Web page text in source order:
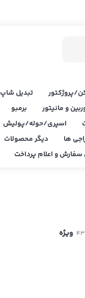
پروژکتور تبدیل شاپ
و مانیتور برمبو
اسپری/حوله/پولیش
ها دیگر محصولات
سفارش و اعلام پرداخت
ویژه